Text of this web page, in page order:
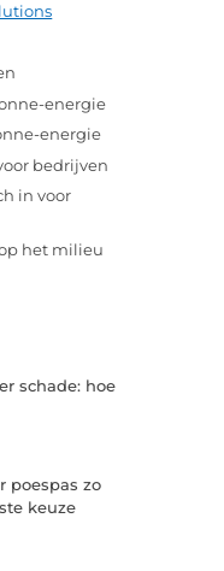
energie
energie
bedrijven
in voor
het milieu
schade: hoe
poespas zo
keuze